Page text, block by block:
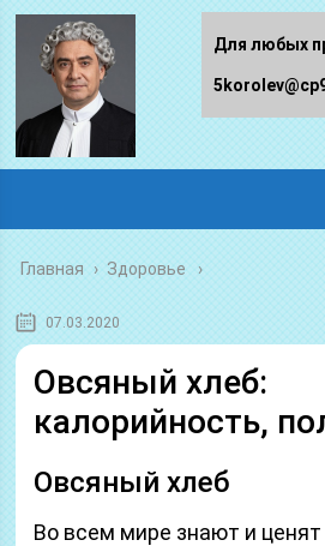
Главная › Здоровье
07.03.2020
Овсяный хлеб:
калорийность,
Овсяный хлеб
Во всем мире знают и
Для любых